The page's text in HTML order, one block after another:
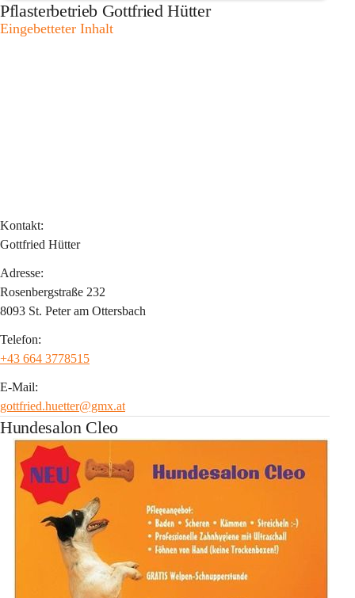
Pflasterbetrieb Gottfried Hütter
Eingebetteter Inhalt
Kontakt:
Gottfried Hütter
Adresse:
Rosenbergstraße 232
8093 St. Peter am Ottersbach
Telefon:
+43 664 3778515
E-Mail:
gottfried.huetter@gmx.at
Hundesalon Cleo